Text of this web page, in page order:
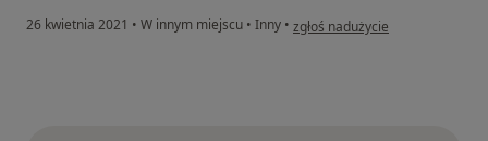
26 kwietnia 2021 • W innym miejscu • Inny • w opinii użytkownika Lilia
zgłoś nadużycie